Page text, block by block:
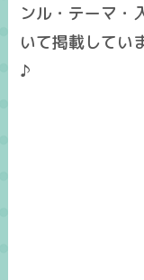
ンル・テーマ・
いて掲載してい
♪